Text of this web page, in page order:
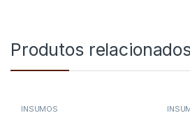
Produtos
INSUMOS